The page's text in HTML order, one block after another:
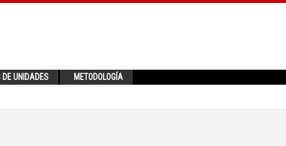
DE UNIDADES METODOLOGÍA